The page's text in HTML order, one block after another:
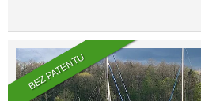
BEZ PATENTU